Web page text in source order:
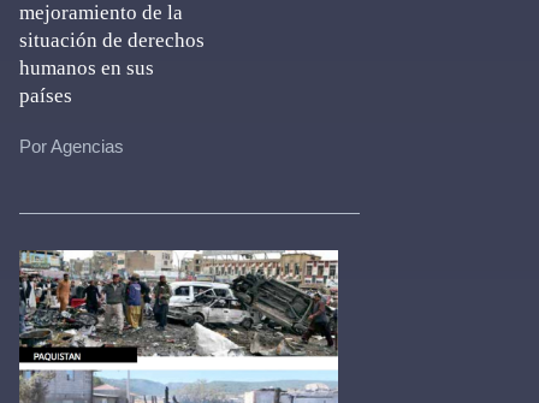
mejoramiento de la
situación de derechos
humanos en sus
países
Por Agencias